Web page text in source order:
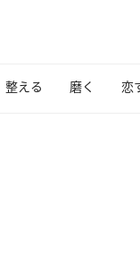
整える 磨く 恋